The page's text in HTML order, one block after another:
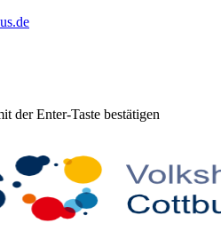
der Enter-Taste bestätigen